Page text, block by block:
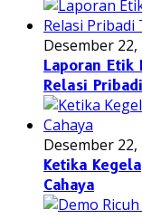
Desember 22,
Laporan Etik
Relasi
Desember 22,
Ketika
Cahaya